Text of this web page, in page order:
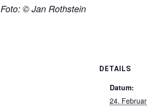
Foto: © Jan Rothstein
DETAILS
Datum:
24. Februar